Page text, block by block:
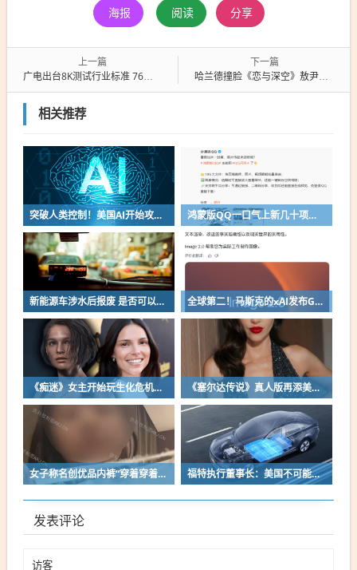
海报 阅读 分享
上一篇
广电出台8K测试行业标准 76段视频 画质终于有统一标尺
下一篇
哈兰德撞脸《恋与深空》敖尹走红 玩家二创刷屏火到海外
相关推荐
突破人类控制！美国AI开始攻击真人了 鸿蒙版QQ一口气上新几十项功能：10G文件可传微信好友
新能源车涉水后报废 是否可以全损理赔 全球第二！马斯克的xAI发布Grok Imagine Image 2.0模型：AI生图/编辑能力大增
《痴迷》女主开始玩生化危机了！自曝有参演机会 《塞尔达传说》真人版再添美女！曾出演冯小刚电影
女子称名创优品内裤“穿着穿着掉了”让其颜面尽失 品牌方客服回应：已启动紧急调查 福特执行董事长：美国不可能永远把中国车企挡在门外 进来也有信心击败
发表评论